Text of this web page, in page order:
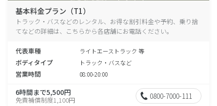
基本料金プラン（T1）
トラック・バスなどのレンタル、お得な割引料金や予約、乗り捨
てなどの詳細は、こちらから各店舗にお電話ください。
代表車種 ライトエーストラック 等
ボディタイプ トラック・バスなど
営業時間 08:00-20:00
6時間まで5,500円
免責補償制度1,100円 0800-7000-111